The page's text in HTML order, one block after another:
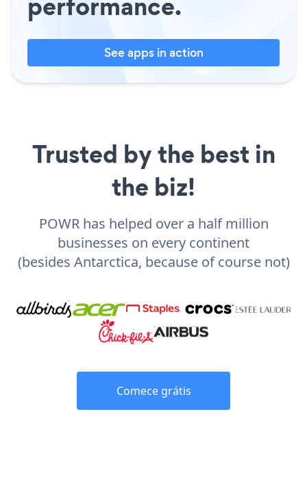
See apps in action
Trusted by the best in
the biz!
POWR has helped over a half million
businesses on every continent
(besides Antarctica, because of course not)
Comece grátis